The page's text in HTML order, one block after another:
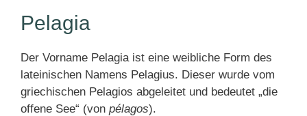
Pelagia
Der Vorname Pelagia ist eine weibliche Form des
lateinischen Namens Pelagius. Dieser wurde vom
griechischen Pelagios abgeleitet und bedeutet „die
offene See“ (von pélagos).